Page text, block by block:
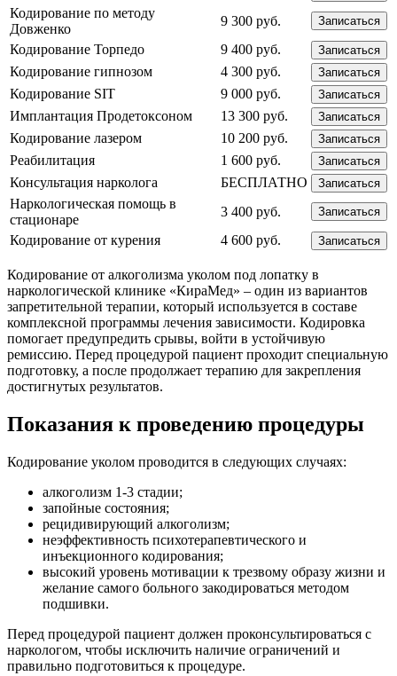
Кодирование по методу
Довженко
9 300 руб. Записаться
Кодирование Торпедо 9 400 руб. Записаться
Кодирование гипнозом 4 300 руб. Записаться
Кодирование SIT 9 000 руб. Записаться
Имплантация Продетоксоном 13 300 руб. Записаться
Кодирование лазером 10 200 руб. Записаться
Реабилитация 1 600 руб. Записаться
Консультация нарколога БЕСПЛАТНО Записаться
Наркологическая помощь в
стационаре
3 400 руб. Записаться
Кодирование от курения 4 600 руб. Записаться
Кодирование от алкоголизма уколом под лопатку в
наркологической клинике «КираМед» – один из вариантов
запретительной терапии, который используется в составе
комплексной программы лечения зависимости. Кодировка
помогает предупредить срывы, войти в устойчивую
ремиссию. Перед процедурой пациент проходит специальную
подготовку, а после продолжает терапию для закрепления
достигнутых результатов.
Показания к проведению процедуры
Кодирование уколом проводится в следующих случаях:
алкоголизм 1-3 стадии;
запойные состояния;
рецидивирующий алкоголизм;
неэффективность психотерапевтического и
инъекционного кодирования;
высокий уровень мотивации к трезвому образу жизни и
желание самого больного закодироваться методом
подшивки.
Перед процедурой пациент должен проконсультироваться с
наркологом, чтобы исключить наличие ограничений и
правильно подготовиться к процедуре.